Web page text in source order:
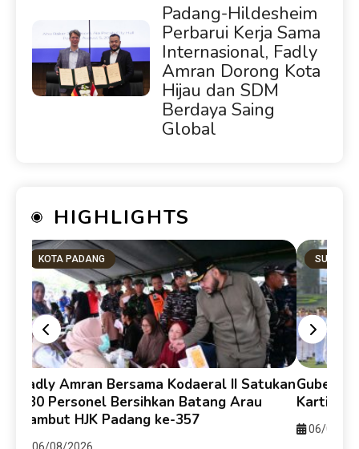
Padang-Hildesheim
Perbarui Kerja Sama
Internasional, Fadly
Amran Dorong Kota
Hijau dan SDM
Berdaya Saing
Global
HIGHLIGHTS
KOTA PADANG
Fadly Amran Bersama Kodaeral II Satukan
330 Personel Bersihkan Batang Arau
Sambut HJK Padang ke-357
06/08/2026
SUMBAR
Kartika
06/08/